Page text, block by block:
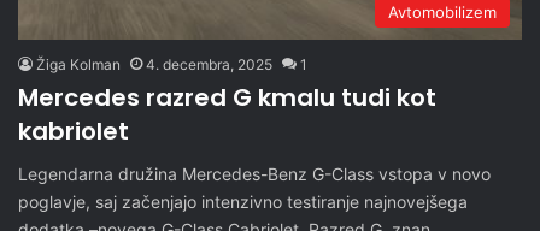
Avtomobilizem
Žiga Kolman 4. decembra, 2025 1
Mercedes razred G kmalu tudi kot
kabriolet
Legendarna družina Mercedes-Benz G-Class vstopa v novo
poglavje, saj začenjajo intenzivno testiranje najnovejšega